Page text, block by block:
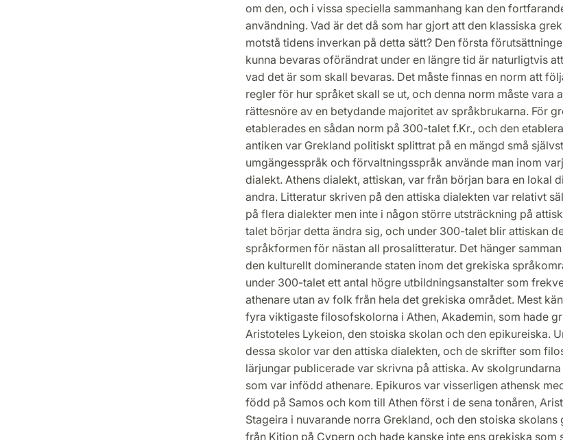
om den, och i vissa speciella sammanhang kan den
användning. Vad är det då som har gjort att den klassiska
motstå tidens inverkan på detta sätt? Den första
kunna bevaras oförändrat under en längre tid är naturligtvis
vad det är som skall bevaras. Det måste finnas en norm att
regler för hur språket skall se ut, och denna norm måste vara
rättesnöre av en betydande majoritet av språkbrukarna. För
etablerades en sådan norm på 300-talet f.Kr., och den
antiken var Grekland politiskt splittrat på en mängd små
umgängesspråk och förvaltningsspråk använde man inom
dialekt. Athens dialekt, attiskan, var från början bara en lokal
andra. Litteratur skriven på den attiska dialekten var relativt
på flera dialekter men inte i någon större utsträckning på
talet börjar detta ändra sig, och under 300-talet blir attiskan
språkformen för nästan all prosalitteratur. Det hänger
den kulturellt dominerande staten inom det grekiska
under 300-talet ett antal högre utbildningsanstalter som
athenare utan av folk från hela det grekiska området. Mest
fyra viktigaste filosofskolorna i Athen, Akademin, som hade
Aristoteles Lykeion, den stoiska skolan och den epikureiska.
dessa skolor var den attiska dialekten, och de skrifter som
lärjungar publicerade var skrivna på attiska. Av
som var infödd athenare. Epikuros var visserligen athensk
född på Samos och kom till Athen först i de sena tonåren,
Stageira i nuvarande norra Grekland, och den stoiska skolans
från Kition på Cypern och hade kanske inte ens grekiska som